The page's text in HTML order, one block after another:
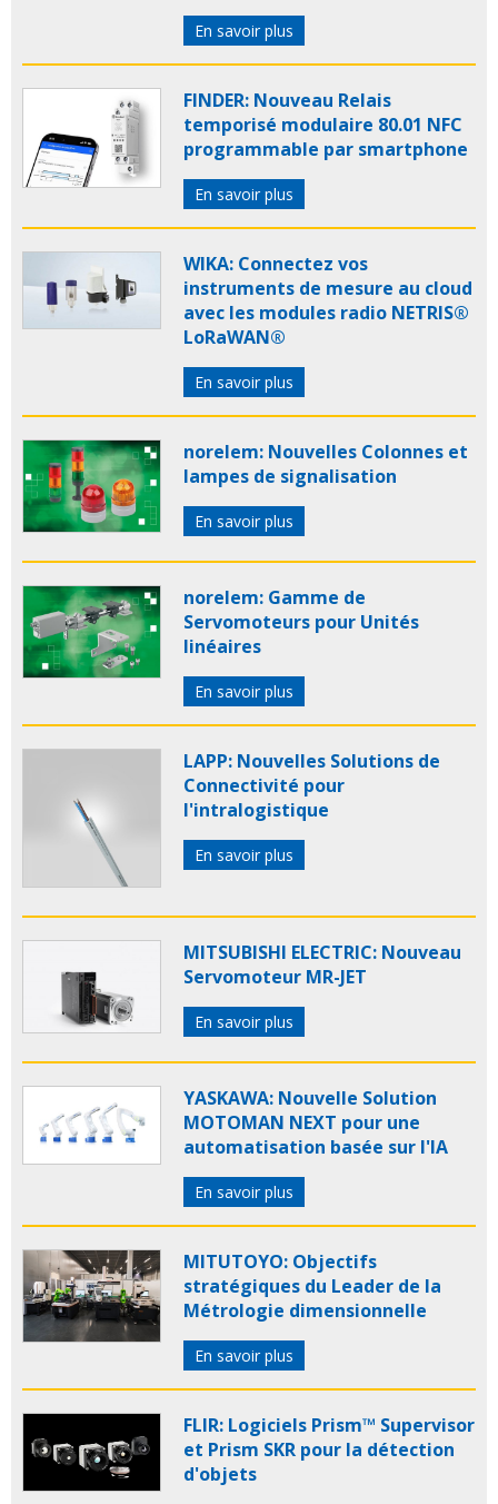
En savoir plus
FINDER: Nouveau Relais
temporisé modulaire 80.01 NFC
programmable par smartphone
En savoir plus
WIKA: Connectez vos
instruments de mesure au cloud
avec les modules radio NETRIS®
LoRaWAN®
En savoir plus
norelem: Nouvelles Colonnes et
lampes de signalisation
En savoir plus
norelem: Gamme de
Servomoteurs pour Unités
linéaires
En savoir plus
LAPP: Nouvelles Solutions de
Connectivité pour
l'intralogistique
En savoir plus
MITSUBISHI ELECTRIC: Nouveau
Servomoteur MR-JET
En savoir plus
YASKAWA: Nouvelle Solution
MOTOMAN NEXT pour une
automatisation basée sur l'IA
En savoir plus
MITUTOYO: Objectifs
stratégiques du Leader de la
Métrologie dimensionnelle
En savoir plus
FLIR: Logiciels Prism™ Supervisor
et Prism SKR pour la détection
d'objets